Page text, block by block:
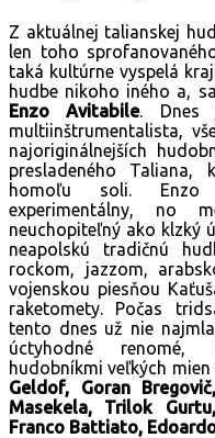
Z aktuálnej talianskej
len toho
taká kultúrne vyspelá
hudbe nikoho iného a,
Enzo Avitabile. Dnes
multiinštrumentalista,
najoriginálnejších
presladeného
homoľu soli. Enzo
experimentálny, no
neuchopiteľný ako klzký
neapolskú tradičnú
rockom, jazzom,
vojenskou piesňou
raketomety. Počas
tento dnes už nie
úctyhodné renomé,
hudobníkmi veľkých mien
Geldof, Goran
Masekela, Trilok
Franco Battiato,